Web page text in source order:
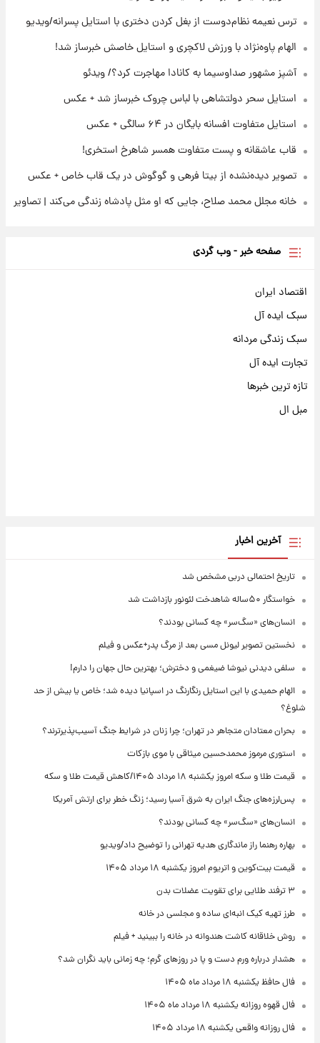
تصاویر عمامه بستن به شیوه خاتمی/ویدیو
افشای محل پناهگاه‌ رهبر شهید روی آنتن زنده
ترس نعیمه نظام‌دوست از بغل کردن دختری با استایل پسرانه/ویدیو
الهام پاوه‌نژاد با ورزش لاکچری و استایل خاصش خبرساز شد!
آشپز مشهور صداوسیما به کانادا مهاجرت کرد؟/ ویدئو
استایل سحر دولتشاهی با لباس چروک خبرساز شد + عکس
استایل متفاوت افسانه بایگان در ۶۴ سالگی + عکس
قاب عاشقانه و پست متفاوت همسر شاهرخ استخری!
تصویر دیده‌نشده از بیتا فرهی و گوگوش در یک قاب خاص + عکس
خانه مجلل محمد صلاح، جایی که او مثل پادشاه زندگی می‌کند | تصاویر
صفحه خبر - وب گردی
اقتصاد ایران
سبک ایده آل
سبک زندگی مردانه
تجارت ایده آل
تازه ترین خبرها
مبل ال
آخرین اخبار
تاریخ احتمالی دربی مشخص شد
خواستگار ۵۰ساله شاهدخت لئونور بازداشت شد
انسان‌های «سگ‌سر» چه کسانی بودند؟
نخستین تصویر لیونل مسی بعد از مرگ پدر+عکس و فیلم
سلفی دیدنی نیوشا ضیغمی و دخترش؛ بهترین حال جهان را دارم!
الهام حمیدی با این استایل رنگارنگ در اسپانیا دیده شد؛ خاص یا بیش از حد
شلوغ؟
بحران معتادان متجاهر در تهران؛ چرا زنان در شرایط جنگ آسیب‌پذیرترند؟
استوری مرموز محمدحسین میثاقی با موی بازکات
قیمت طلا و سکه امروز یکشنبه ۱۸ مرداد ۱۴۰۵/کاهش قیمت طلا و سکه
پس‌لرزه‌های جنگ ایران به شرق آسیا رسید؛ زنگ خطر برای ارتش آمریکا
انسان‌های «سگ‌سر» چه کسانی بودند؟
بهاره رهنما راز ماندگاری هدیه تهرانی را توضیح داد/ویدیو
قیمت بیت‌کوین و اتریوم امروز یکشنبه ۱۸ مرداد ۱۴۰۵
۳ ترفند طلایی برای تقویت عضلات بدن
طرز تهیه کیک انبه‌ای ساده و مجلسی در خانه
روش خلاقانه کاشت هندوانه در خانه را ببینید + فیلم
هشدار درباره ورم دست و پا در روزهای گرم؛ چه زمانی باید نگران شد؟
فال حافظ یکشنبه ۱۸ مرداد ماه ۱۴۰۵
فال قهوه روزانه یکشنبه ۱۸ مرداد ماه ۱۴۰۵
فال روزانه واقعی یکشنبه ۱۸ مرداد ۱۴۰۵